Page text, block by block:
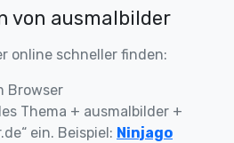
von ausmalbilder
online schneller finden:
Browser
Thema + ausmalbilder +
ein. Beispiel: Ninjago